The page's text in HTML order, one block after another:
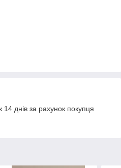
днів за рахунок покупця